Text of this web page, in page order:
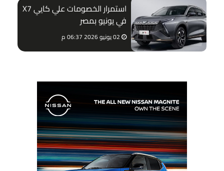
استمرار الخصومات علي كايي X7
في يونيو بمصر
02 يونيو 2026 06:37 م